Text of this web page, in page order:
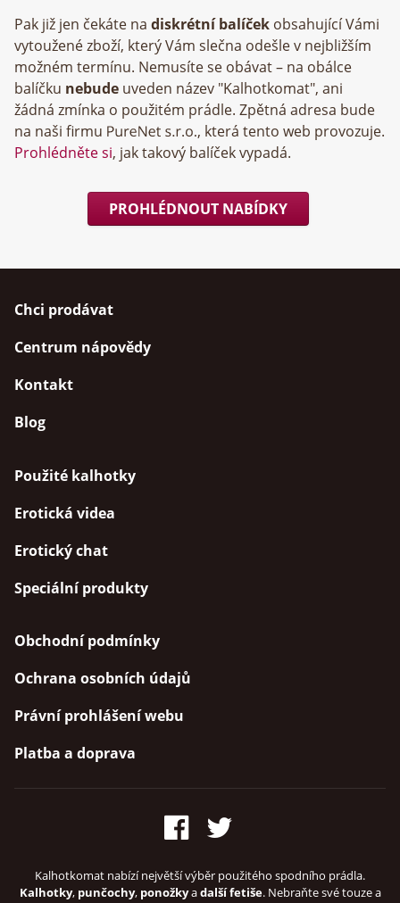
Pak již jen čekáte na diskrétní balíček obsahující Vámi
vytoužené zboží, který Vám slečna odešle v nejbližším
možném termínu. Nemusíte se obávat – na obálce
balíčku nebude uveden název "Kalhotkomat", ani
žádná zmínka o použitém prádle. Zpětná adresa bude
na naši firmu
, která tento web provozuje.
Prohlédněte si, jak takový balíček vypadá.
PROHLÉDNOUT NABÍDKY
Chci prodávat
Centrum nápovědy
Kontakt
Blog
Použité kalhotky
Erotická videa
Erotický chat
Speciální produkty
Obchodní podmínky
Ochrana osobních údajů
Právní prohlášení webu
Platba a doprava
Kalhotkomat nabízí největší výběr použitého spodního prádla.
Kalhotky, punčochy, ponožkyadalší fetiše. Nebraňte své touze a